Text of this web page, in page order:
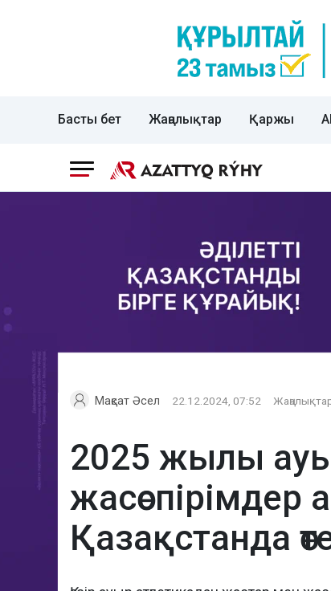
Басты бет Жаңалықтар Қаржы
Мақсат Әсел 22.12.2024, 07:52
2025 жылы
Қазақстанда